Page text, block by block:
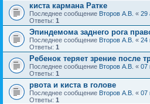
киста кармана Ратке
Последнее сообщение Второв А.В. « 29
Ответы: 1
Эпиндемома заднего рога
Последнее сообщение Второв А.В. « 24
Ответы: 1
Ребенок теряет зрение после
Последнее сообщение Второв А.В. « 07
Ответы: 1
рвота и киста в голове
Последнее сообщение Второв А.В. « 07
Ответы: 1